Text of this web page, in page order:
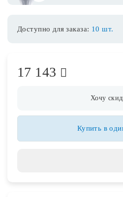
Предметы интерьера
Доступно для заказа: 10 шт.
17 143
Хочу
Купить в